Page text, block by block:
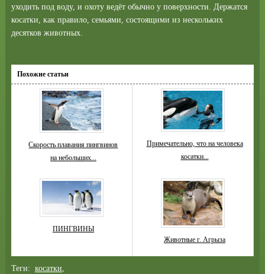
уходить под воду, и охоту ведёт обычно у поверхности. Держатся
косатки, как правило, семьями, состоящими из нескольких
десятков животных.
Похожие статьи
Скорость плавания пингвинов
на небольших...
Примечательно, что на человека
косатки...
ПИНГВИНЫ
Животные г. Агрыза
Теги: косатки,